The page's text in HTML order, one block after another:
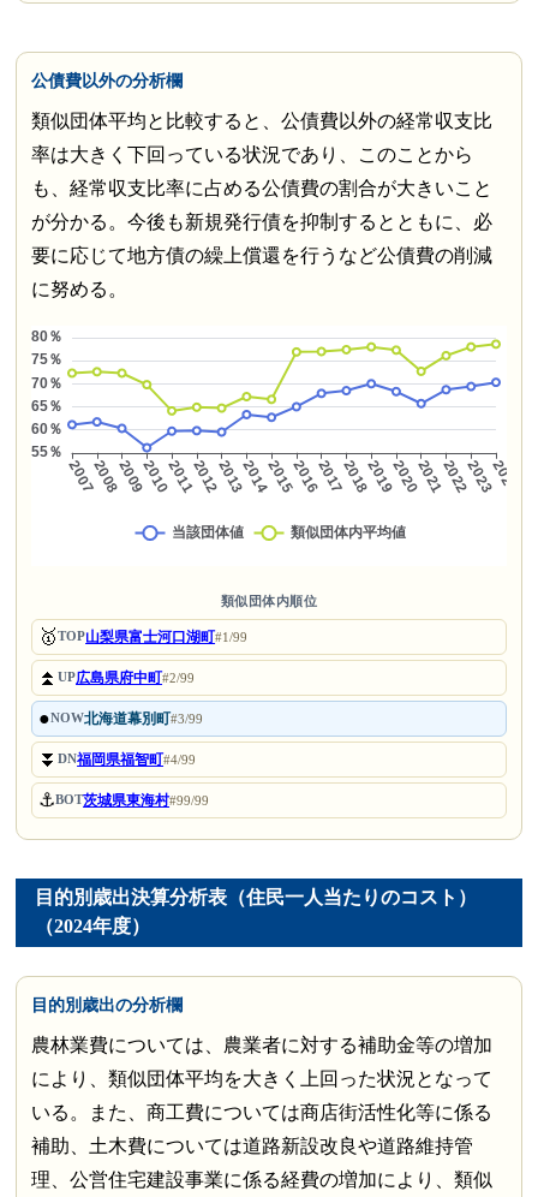
公債費以外の分析欄
類似団体平均と比較すると、公債費以外の経常収支比
率は大きく下回っている状況であり、このことから
も、経常収支比率に占める公債費の割合が大きいこと
が分かる。今後も新規発行債を抑制するとともに、必
要に応じて地方債の繰上償還を行うなど公債費の削減
に努める。
類似団体内順位
🥇TOP山梨県富士河口湖町#1/99
⏫UP広島県府中町#2/99
●NOW北海道幕別町#3/99
⏬DN福岡県福智町#4/99
⚓BOT茨城県東海村#99/99
目的別歳出決算分析表（住民一人当たりのコスト）
（2024年度）
目的別歳出の分析欄
農林業費については、農業者に対する補助金等の増加
により、類似団体平均を大きく上回った状況となって
いる。また、商工費については商店街活性化等に係る
補助、土木費については道路新設改良や道路維持管
理、公営住宅建設事業に係る経費の増加により、類似